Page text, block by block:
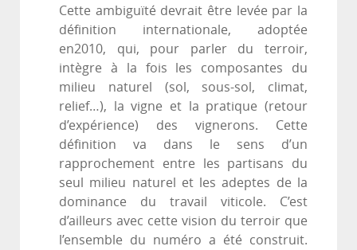
Cette ambiguïté devrait être levée par la
définition internationale, adoptée
en2010, qui, pour parler du terroir,
intègre à la fois les composantes du
milieu naturel (sol, sous-sol, climat,
relief…), la vigne et la pratique (retour
d’expérience) des vignerons. Cette
définition va dans le sens d’un
rapprochement entre les partisans du
seul milieu naturel et les adeptes de la
dominance du travail viticole. C’est
d’ailleurs avec cette vision du terroir que
l’ensemble du numéro a été construit.